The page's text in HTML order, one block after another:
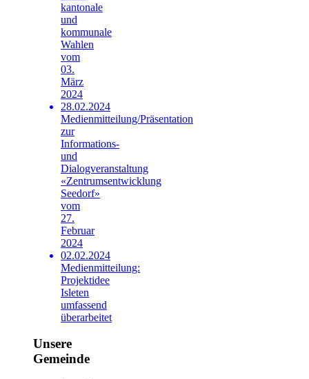
kantonale
und
kommunale
Wahlen
vom
03.
März
2024
28.02.2024
Medienmitteilung/Präsentation
zur
Informations-
und
Dialogveranstaltung
«Zentrumsentwicklung
Seedorf»
vom
27.
Februar
2024
02.02.2024
Medienmitteilung:
Projektidee
Isleten
umfassend
überarbeitet
Unsere
Gemeinde